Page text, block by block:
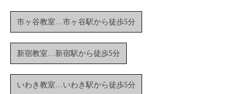
市ヶ谷教室…市ヶ谷駅から徒歩5分
新宿教室…新宿駅から徒歩5分
いわき教室…いわき駅から徒歩5分